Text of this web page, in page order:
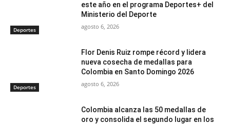
Deportes
este año en el programa Deportes+ del
Ministerio del Deporte
agosto 6, 2026
Deportes
Flor Denis Ruiz rompe récord y lidera
nueva cosecha de medallas para
Colombia en Santo Domingo 2026
agosto 6, 2026
Colombia alcanza las 50 medallas de
oro y consolida el segundo lugar en los